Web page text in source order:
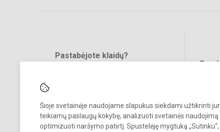
Šioje svetainėje naudojame slapukus siekdami užtikrinti
teikiamų paslaugų kokybę, analizuoti svetainės naudojimą
optimizuoti naršymo patirtį. Spustelėję mygtuką „Sutinku“,
Pastabėjote klaidų?